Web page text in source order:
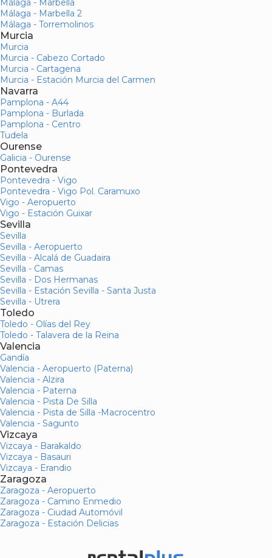
Málaga - Marbella
Málaga - Marbella 2
Málaga - Torremolinos
Murcia
Murcia
Murcia - Cabezo Cortado
Murcia - Cartagena
Murcia - Estación Murcia del Carmen
Navarra
Pamplona - A44
Pamplona - Burlada
Pamplona - Centro
Tudela
Ourense
Galicia - Ourense
Pontevedra
Pontevedra - Vigo
Pontevedra - Vigo Pol. Caramuxo
Vigo - Aeropuerto
Vigo - Estación Guixar
Sevilla
Sevilla
Sevilla - Aeropuerto
Sevilla - Alcalá de Guadaira
Sevilla - Camas
Sevilla - Dos Hermanas
Sevilla - Estación Sevilla - Santa Justa
Sevilla - Utrera
Toledo
Toledo - Olías del Rey
Toledo - Talavera de la Reina
Valencia
Gandía
Valencia - Aeropuerto (Paterna)
Valencia - Alzira
Valencia - Paterna
Valencia - Pista De Silla
Valencia - Pista de Silla -Macrocentro
Valencia - Sagunto
Vizcaya
Vizcaya - Barakaldo
Vizcaya - Basauri
Vizcaya - Erandio
Zaragoza
Zaragoza - Aeropuerto
Zaragoza - Camino Enmedio
Zaragoza - Ciudad Automóvil
Zaragoza - Estación Delicias